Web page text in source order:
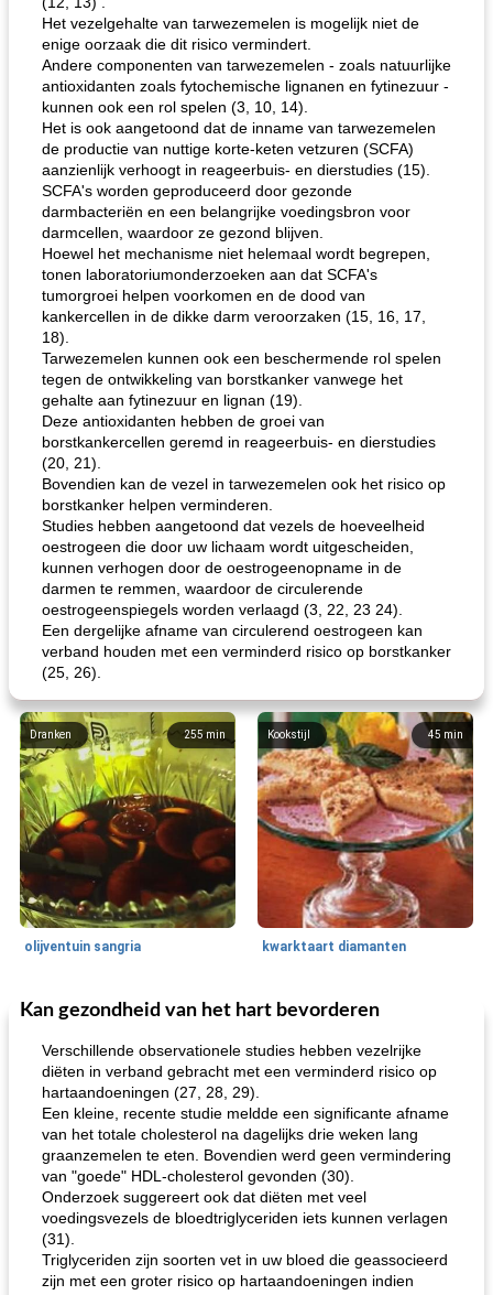
Het vezelgehalte van tarwezemelen is mogelijk niet de
enige oorzaak die dit risico vermindert.
Andere componenten van tarwezemelen - zoals natuurlijke
antioxidanten zoals fytochemische lignanen en fytinezuur -
kunnen ook een rol spelen (3, 10, 14).
Het is ook aangetoond dat de inname van tarwezemelen
de productie van nuttige korte-keten vetzuren (SCFA)
aanzienlijk verhoogt in reageerbuis- en dierstudies (15).
SCFA's worden geproduceerd door gezonde
darmbacteriën en een belangrijke voedingsbron voor
darmcellen, waardoor ze gezond blijven.
Hoewel het mechanisme niet helemaal wordt begrepen,
tonen laboratoriumonderzoeken aan dat SCFA's
tumorgroei helpen voorkomen en de dood van
kankercellen in de dikke darm veroorzaken (15, 16, 17,
18).
Tarwezemelen kunnen ook een beschermende rol spelen
tegen de ontwikkeling van borstkanker vanwege het
gehalte aan fytinezuur en lignan (19).
Deze antioxidanten hebben de groei van
borstkankercellen geremd in reageerbuis- en dierstudies
(20, 21).
Bovendien kan de vezel in tarwezemelen ook het risico op
borstkanker helpen verminderen.
Studies hebben aangetoond dat vezels de hoeveelheid
oestrogeen die door uw lichaam wordt uitgescheiden,
kunnen verhogen door de oestrogeenopname in de
darmen te remmen, waardoor de circulerende
oestrogeenspiegels worden verlaagd (3, 22, 23 24).
Een dergelijke afname van circulerend oestrogeen kan
verband houden met een verminderd risico op borstkanker
(25, 26).
255min
Dranken
olijventuin sangria
45 min
Kookstijl
kwarktaart diamanten
65 min
Feestdagen en evenementen
de jamcake van Georgië tennessee
One Dish Meal
blauwe kaasperen kip
Kan gezondheid van het hart bevorderen
Verschillende observationele studies hebben vezelrijke
diëten in verband gebracht met een verminderd risico op
hartaandoeningen (27, 28, 29).
Een kleine, recente studie meldde een significante afname
van het totale cholesterol na dagelijks drie weken lang
graanzemelen te eten. Bovendien werd geen vermindering
van "goede" HDL-cholesterol gevonden (30).
Onderzoek suggereert ook dat diëten met veel
voedingsvezels de bloedtriglyceriden iets kunnen verlagen
(31).
Triglyceriden zijn soorten vet in uw bloed die geassocieerd
zijn met een groter risico op hartaandoeningen indien